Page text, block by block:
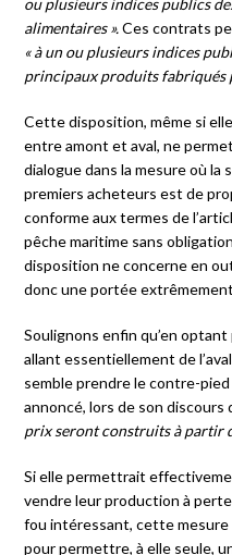
alimentaires ».Ces contrats
« à un ou plusieurs indices
principaux produits fabriqués
Cette disposition, même si
entre amont et aval, ne
dialogue dans la mesure où
premiers acheteurs est de
conforme aux termes de
pêche maritime sans
disposition ne concerne en
donc une portée
Soulignons enfin qu’en
allant essentiellement de
semble prendre le contre-pied
annoncé, lors de son
prix seront construits à partir
Si elle permettrait
vendre leur production à
fou intéressant, cette
pour permettre, à elle seule,